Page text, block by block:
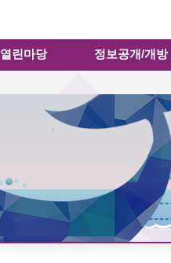
열린마당 정보공개/개방